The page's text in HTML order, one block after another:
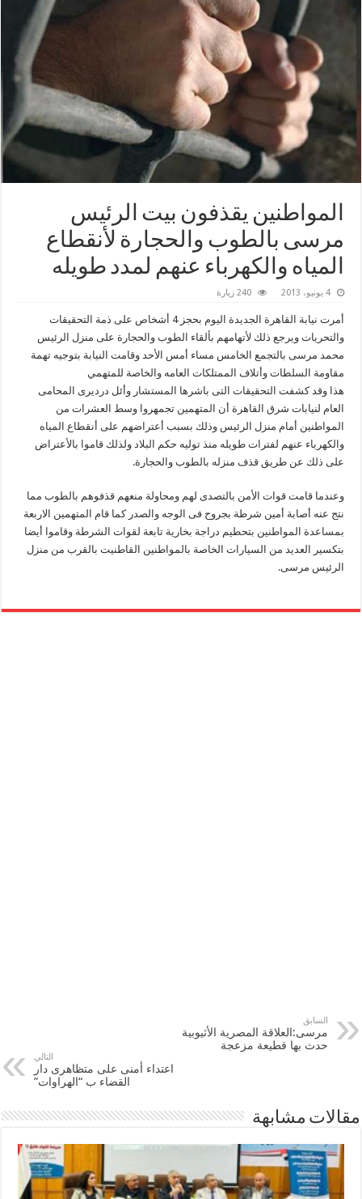
المواطنين يقذفون بيت الرئيس
مرسى بالطوب والحجارة لأنقطاع
المياه والكهرباء عنهم لمدد طويله
4 يونيو، 2013 240 زيارة
أمرت نيابة القاهرة الجديدة اليوم بحجز 4 أشخاص على ذمة التحقيقات
والتحريات ويرجع ذلك لأتهامهم بألقاء الطوب والحجارة على منزل الرئيس
محمد مرسى بالتجمع الخامس مساء أمس الأحد وقامت النيابة بتوجيه تهمة
مقاومة السلطات وأتلاف الممتلكات العامه والخاصة للمتهمي
هذا وقد كشفت التحقيقات التى باشرها المستشار وأئل درديرى المحامى
العام لنيابات شرق القاهرة أن المتهمين تجمهروا وسط العشرات من
المواطنين أمام منزل الرئيس وذلك بسبب أعتراضهم على أنقطاع المياه
والكهرباء عنهم لفترات طويله منذ توليه حكم البلاد ولذلك قاموا بالأعتراض
على ذلك عن طريق قذف منزله بالطوب والحجارة.
وعندما قامت قوات الأمن بالتصدى لهم ومحاولة منعهم قذفوهم بالطوب مما
نتج عنه أصابة أمين شرطة بجروح فى الوجه والصدر كما قام المتهمين الاربعة
بمساعدة المواطنين بتحطيم دراجة بخارية تابعة لقوات الشرطة وقاموا أيضا
بتكسير العديد من السيارات الخاصة بالمواطنين القاطنيت بالقرب من منزل
الرئيس مرسى.
السابق
مرسى:العلاقة المصرية الأثيوبية
حدث بها قطيعة مزعجة
التالي
اعتداء أمنى على متظاهرى دار
القضاء ب “الهراوات”
مقالات مشابهة